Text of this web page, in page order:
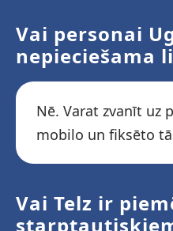
Vai personai
nepieciešama
Nē. Varat zvanīt uz
mobilo un fiksēto
Vai Telz ir